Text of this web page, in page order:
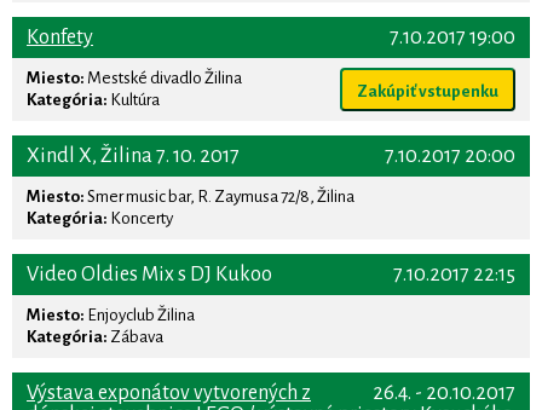
7.10.2017 19:00
Konfety
Zakúpiť vstupenku
Miesto: Mestské divadlo Žilina
Kategória: Kultúra
7.10.2017 20:00
Xindl X, Žilina 7. 10. 2017
Miesto: Smer music bar, R. Zaymusa 72/8, Žilina
Kategória: Koncerty
7.10.2017 22:15
Video Oldies Mix s DJ Kukoo
Miesto: Enjoyclub Žilina
Kategória: Zábava
26.4. - 20.10.2017
Výstava exponátov vytvorených z